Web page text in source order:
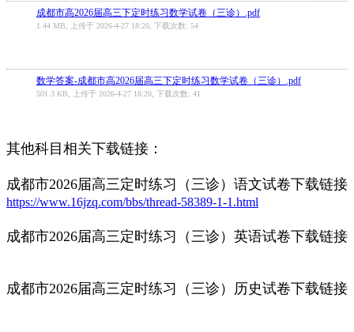
成都市高2026届高三下定时练习数学试卷（三诊）.pdf
1.44 MB, 上传于 2026-4-27 18:20, 下载次数: 54
数学答案-成都市高2026届高三下定时练习数学试卷（三诊）.pdf
501.3 KB, 上传于 2026-4-27 18:20, 下载次数: 41
其他科目相关下载链接：
成都市2026届高三定时练习（三诊） 语文试卷下载链接
https://www.16jzq.com/bbs/thread-58389-1-1.html
成都市2026届高三定时练习（三诊） 英语试卷下载链接
成都市2026届高三定时练习（三诊） 历史试卷下载链接